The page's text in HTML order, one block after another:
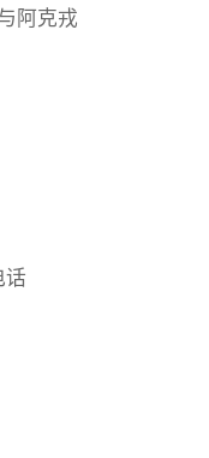
阿克戎
话